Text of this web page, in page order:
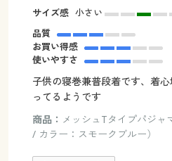
サイズ感 小さい
品質
お買い得感
使いやすさ
子供の寝巻兼普段着です、着
ってるようです
商品： メッシュTタイプパジャ
/ カラー：スモークブルー）